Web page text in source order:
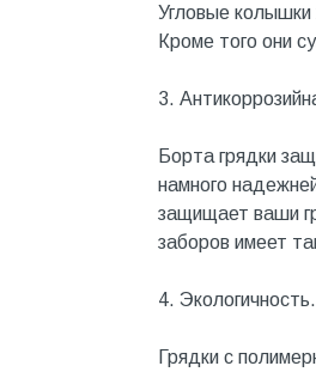
Лак и
Лакокрасочные
Лепнина для
Малярно-
инструменты
Межкомнатные
Металлопрокат и
Угловые колышки
Кроме того они
3.
Борта грядки
намного
защищает ваши
заборов имеет
4. Экологичность.
Грядки с